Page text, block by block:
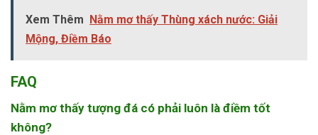
Xem Thêm
Nằm mơ thấy Thùng xách nước: Giải
Mộng, Điềm Báo
FAQ
Nằm mơ thấy tượng đá có phải luôn là điềm tốt
không?